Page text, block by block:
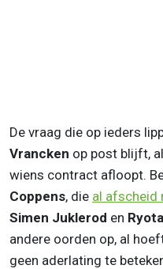
De vraag die op ieders
Vrancken op post blijft,
wiens contract afloopt.
Coppens, die al afscheid
Simen Juklerod en
andere oorden op, al
geen aderlating te